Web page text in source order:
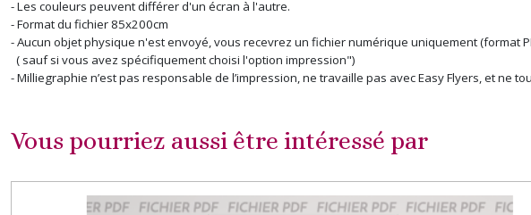
- Les couleurs peuvent différer d'un écran à l'autre.
- Format du fichier 85x200cm
- Aucun objet physique n'est envoyé, vous recevrez un fichier numérique uniquement (format
( sauf si vous avez spécifiquement choisi l'option impression")
- Milliegraphie n’est pas responsable de l’impression, ne travaille pas avec Easy Flyers, et
Vous pourriez aussi être intéressé par